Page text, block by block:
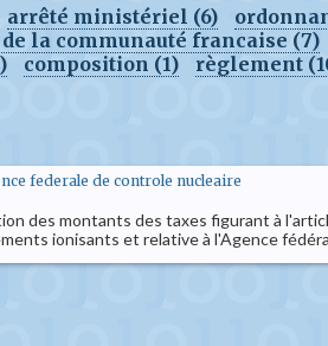
arrêté ministériel (6)
la communauté francaise (7)
composition (1) règlement
federale de controle nucleaire
des montants des taxes figurant à
ionisants et relative à l'Agence